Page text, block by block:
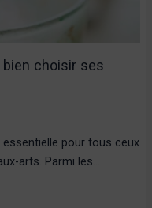
choisir ses
pour tous ceux
arts. Parmi les…